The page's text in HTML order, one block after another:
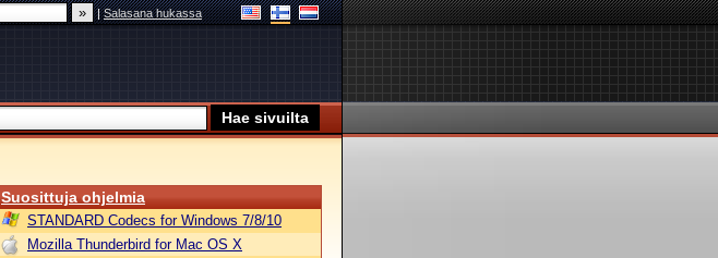
|Salasana hukassa
Suosittuja ohjelmia
STANDARD Codecs for Windows 7/8/10
Mozilla Thunderbird for Mac OS X